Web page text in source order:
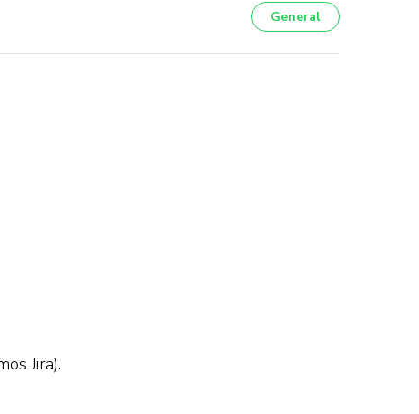
General
Jira).